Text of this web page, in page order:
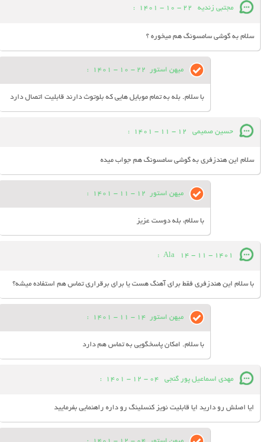
مجتبی زندیه 22 - 10 - 1401
:
سلام به گوشی سامسونگ هم میخوره ؟
میهن استور 22 - 10 - 1401
:
با سلام. بله به تمام موبایل هایی که بلوتوث دارند قابلیت اتصال دارد
حسین صمیمی 12 - 11 - 1401
:
سلام این هندزفری به گوشی سامسونگ هم جواب میده
میهن استور 12 - 11 - 1401
:
با سلام، بله دوست عزیز
Ala 14 - 11 - 1401
:
با سلام این هندزفری فقط برای آهنگ هست یا برای برقراری تماس هم استفاده میشه؟
میهن استور 14 - 11 - 1401
:
با سلام. امکان پاسخگویی به تماس هم دارد
مهدی اسماعیل پور گنجی 04 - 12 - 1401
:
ایا اصلش رو دارید ایا قابلیت نویز کنسلینگ رو داره راهنمایی بفرمایید